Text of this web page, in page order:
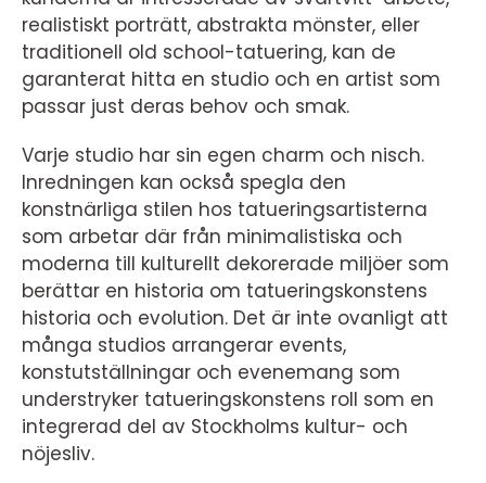
realistiskt porträtt, abstrakta mönster, eller
traditionell old school-tatuering, kan de
garanterat hitta en studio och en artist som
passar just deras behov och smak.
Varje studio har sin egen charm och nisch.
Inredningen kan också spegla den
konstnärliga stilen hos tatueringsartisterna
som arbetar där från minimalistiska och
moderna till kulturellt dekorerade miljöer som
berättar en historia om tatueringskonstens
historia och evolution. Det är inte ovanligt att
många studios arrangerar events,
konstutställningar och evenemang som
understryker tatueringskonstens roll som en
integrerad del av Stockholms kultur- och
nöjesliv.